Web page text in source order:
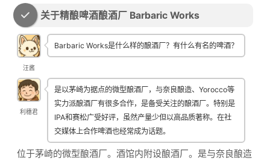
关于精酿啤酒酿酒厂 Barbaric Works
汪酱
Barbaric Works是什么样的酿酒厂？有什么有名的啤酒？
利穗君
是以茅崎为据点的微型酿酒厂，与奈良酿造、Yorocco等
实力派酿酒厂有很多合作，是备受关注的酿酒厂。特别是
IPA和赛松广受好评，虽然产量少但以高品质著称。在社
交媒体上合作啤酒也经常成为话题。
位于茅崎的微型酿酒厂。酒馆内附设酿酒厂。是与奈良酿造